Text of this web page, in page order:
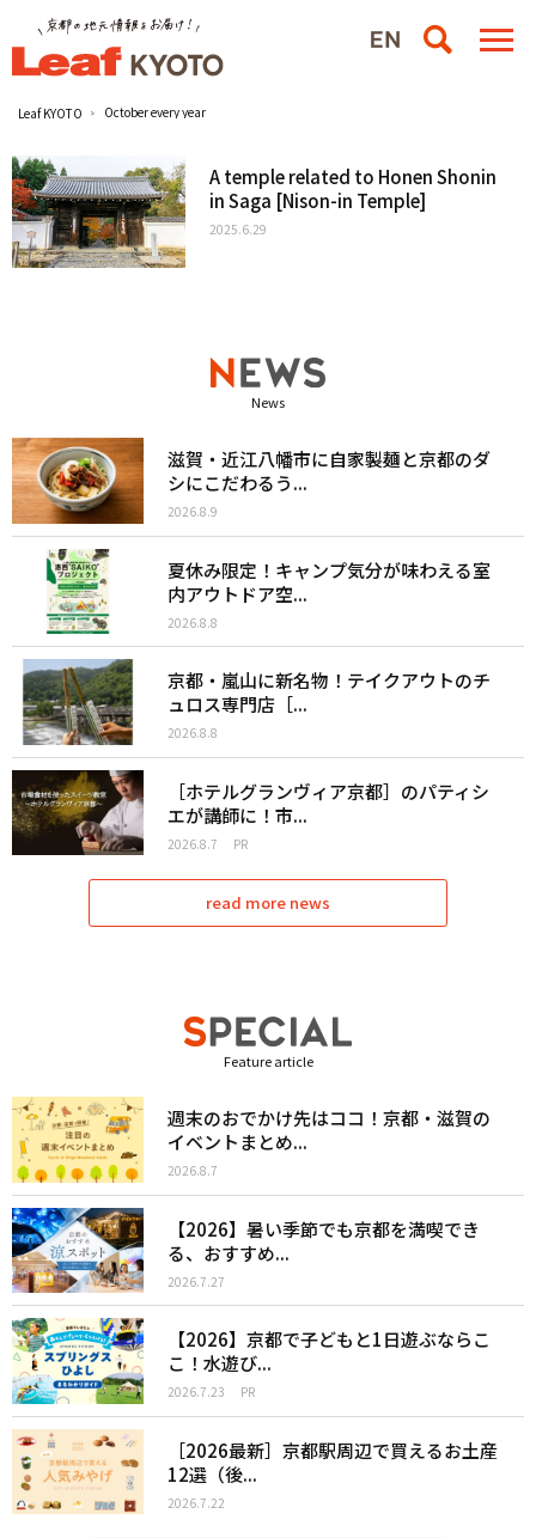
Leaf KYOTO October every year
A temple related to Honen Shonin
in Saga [Nison-in Temple]
2025.6.29
News
滋賀・近江八幡市に自家製麺と京都のダ
シにこだわるう...
2026.8.9
夏休み限定！キャンプ気分が味わえる室
内アウトドア空...
2026.8.8
京都・嵐山に新名物！テイクアウトのチ
ュロス専門店［...
2026.8.8
［ホテルグランヴィア京都］のパティシ
エが講師に！市...
2026.8.7 PR
read more news
Feature article
週末のおでかけ先はココ！京都・滋賀の
イベントまとめ...
2026.8.7
【2026】暑い季節でも京都を満喫でき
る、おすすめ...
2026.7.27
【2026】京都で子どもと1日遊ぶならこ
こ！水遊び...
2026.7.23 PR
［2026最新］京都駅周辺で買えるお土産
12選（後...
2026.7.22